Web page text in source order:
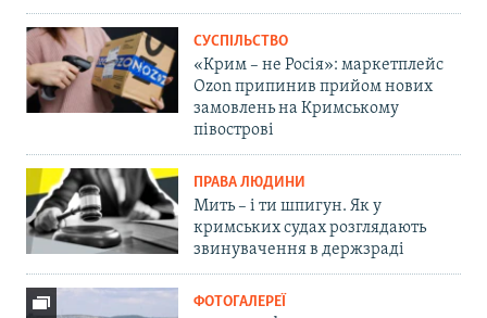
СУСПІЛЬСТВО
«Крим – не Росія»: маркетплейс
Ozon припинив прийом нових
замовлень на Кримському
півострові
ПРАВА ЛЮДИНИ
Мить – і ти шпигун. Як у
кримських судах розглядають
звинувачення в держзраді
ФОТОГАЛЕРЕЇ